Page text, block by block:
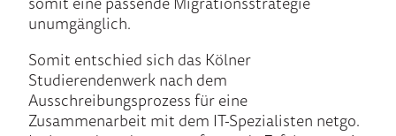
unumgänglich.
Somit entschied sich das Kölner
Studierendenwerk nach dem
Ausschreibungsprozess für eine
Zusammenarbeit mit dem IT-Spezialisten netgo.